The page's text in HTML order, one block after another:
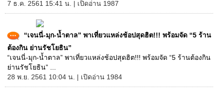
7 ธ.ค. 2561 15:41 น. | เปิดอ่าน 1987
“เจนนี่-มุก-น้ำตาล” พาเที่ยวแหล่งช้อปสุดฮิต!!! พร้อมจัด “5 ร้าน
ต้องกิน ย่านรัชโยธิน”
“เจนนี่-มุก-น้ำตาล” พาเที่ยวแหล่งช้อปสุดฮิต!!! พร้อมจัด “5 ร้านต้องกิน
ย่านรัชโยธิน” ...
28 พ.ย. 2561 10:04 น. | เปิดอ่าน 1984